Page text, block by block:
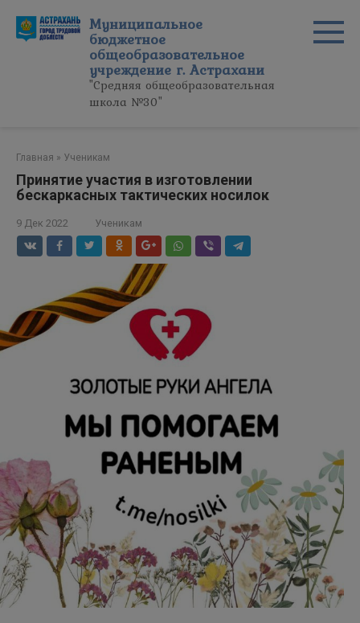
контенту
Муниципальное
бюджетное
общеобразовательное
учреждение г. Астрахани
"Средняя общеобразовательная
школа №30"
Главная » Ученикам
Принятие участия в изготовлении
бескаркасных тактических носилок
9 Дек 2022 Ученикам